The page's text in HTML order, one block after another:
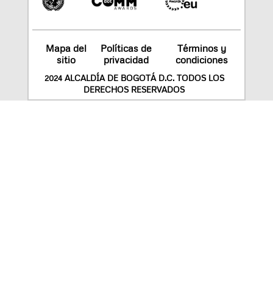
Mapa del
sitio
Políticas de
privacidad
Términos y
condiciones
2024 ALCALDÍA DE BOGOTÁ D.C. TODOS LOS
DERECHOS RESERVADOS